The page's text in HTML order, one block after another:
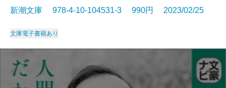
新潮文庫 978-4-10-104531-3 990円 2023/02/25
文庫電子書籍あり